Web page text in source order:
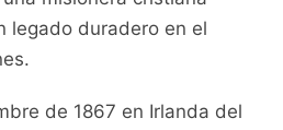
legado duradero en el
de 1867 en Irlanda del